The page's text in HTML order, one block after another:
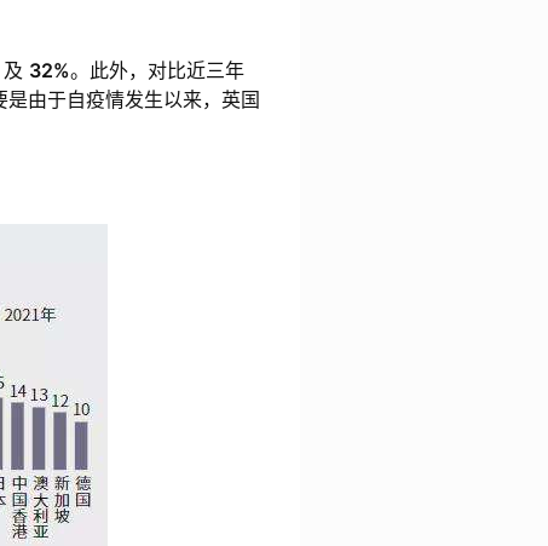
及 32%。此外，对比近三年
由于自疫情发生以来，英国